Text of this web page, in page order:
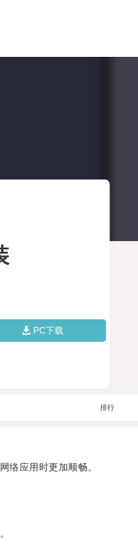
PC下载
排行
应用时更加顺畅。